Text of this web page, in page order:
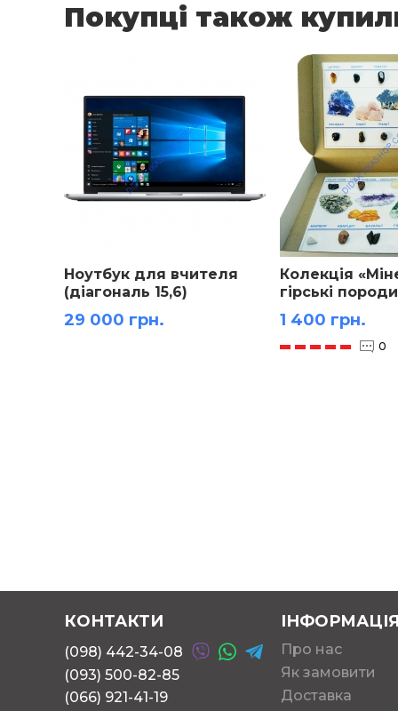
Покупці також
Ноутбук для вчителя
(діагональ 15,6)
(1920x1080) Full HD
29 000 грн.
Колекція
гірські
видів)
1 400 грн.
0
КОНТАКТИ
(098) 442-34-08
(093) 500-82-85
(066) 921-41-19
ІНФОРМАЦІЯ
Про нас
Як замовити
Доставка